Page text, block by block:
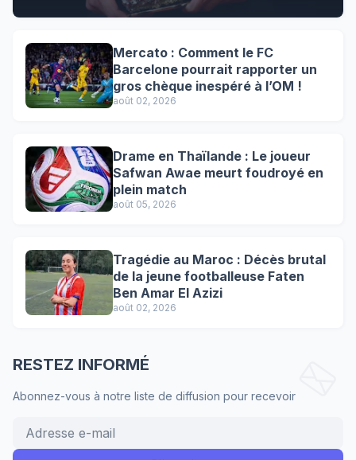
Mercato : Comment le FC
Barcelone pourrait rapporter un
gros chèque inespéré à l’OM !
août 02, 2026
Drame en Thaïlande : Le joueur
Safwan Awae meurt foudroyé en
plein match
août 05, 2026
Tragédie au Maroc : Décès brutal
de la jeune footballeuse Faten
Ben Amar El Azizi
août 02, 2026
RESTEZ INFORMÉ
Abonnez-vous à notre liste de diffusion pour recevoir